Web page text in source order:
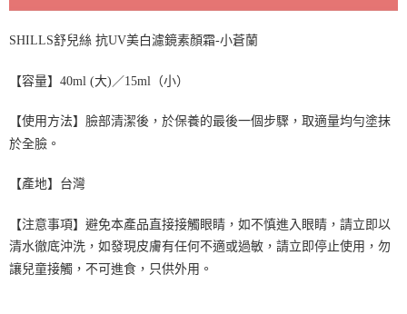
SHILLS舒兒絲 抗UV美白濾鏡素顏霜-小蒼蘭
【容量】40ml (大)／15ml（小）
【使用方法】臉部清潔後，於保養的最後一個步驟，取適量均勻塗抹
於全臉。
【產地】台灣
【注意事項】避免本產品直接接觸眼睛，如不慎進入眼睛，請立即以
清水徹底沖洗，如發現皮膚有任何不適或過敏，請立即停止使用，勿
讓兒童接觸，不可進食，只供外用。